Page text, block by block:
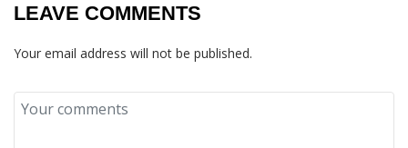
LEAVE COMMENTS
Your email address will not be published.